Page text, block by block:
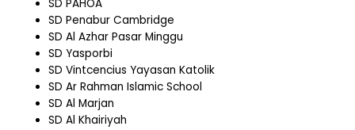
SD PAHOA
SD Penabur Cambridge
SD Al Azhar Pasar Minggu
SD Yasporbi
SD Vintcencius Yayasan Katolik
SD Ar Rahman Islamic School
SD Al Marjan
SD Al Khairiyah